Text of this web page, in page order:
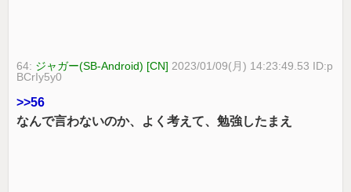
64: ジャガー(SB-Android) [CN] 2023/01/09(月) 14:23:49.53 ID:p
BCrIy5y0
>>56
なんで言わないのか、よく考えて、勉強したまえ